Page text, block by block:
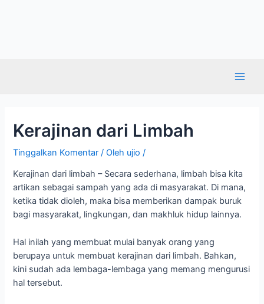
Kerajinan dari Limbah
Tinggalkan Komentar / Oleh ujio/
Kerajinan dari limbah – Secara sederhana, limbah bisa kita
artikan sebagai sampah yang ada di masyarakat. Di mana,
ketika tidak dioleh, maka bisa memberikan dampak buruk
bagi masyarakat, lingkungan, dan makhluk hidup lainnya.
Hal inilah yang membuat mulai banyak orang yang
berupaya untuk membuat kerajinan dari limbah. Bahkan,
kini sudah ada lembaga-lembaga yang memang mengurusi
hal tersebut.